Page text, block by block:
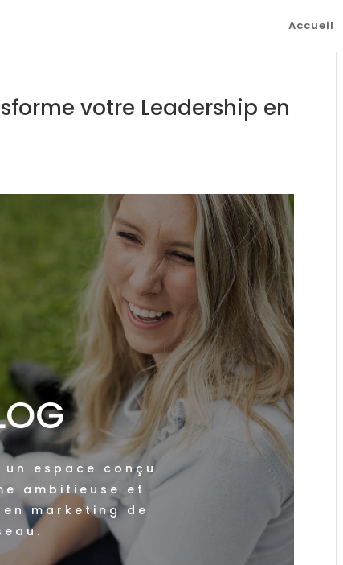
Accueil
votre Leadership en
un espace conçu
ambitieuse et
marketing de